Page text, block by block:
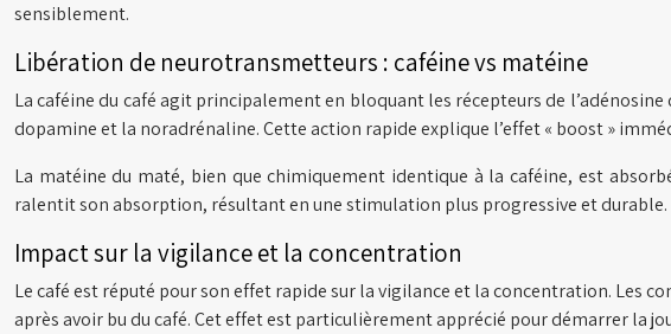
sensiblement.
Libération de neurotransmetteurs : caféine vs matéine
La caféine du café agit principalement en bloquant les récepteurs de
dopamine et la noradrénaline. Cette action rapide explique l’effet « boost »
La matéine du maté, bien que chimiquement identique à la caféine, est
ralentit son absorption, résultant en une stimulation plus progressive et durable.
Impact sur la vigilance et la concentration
Le café est réputé pour son effet rapide sur la vigilance et la concentration. Les
après avoir bu du café. Cet effet est particulièrement apprécié pour démarrer la